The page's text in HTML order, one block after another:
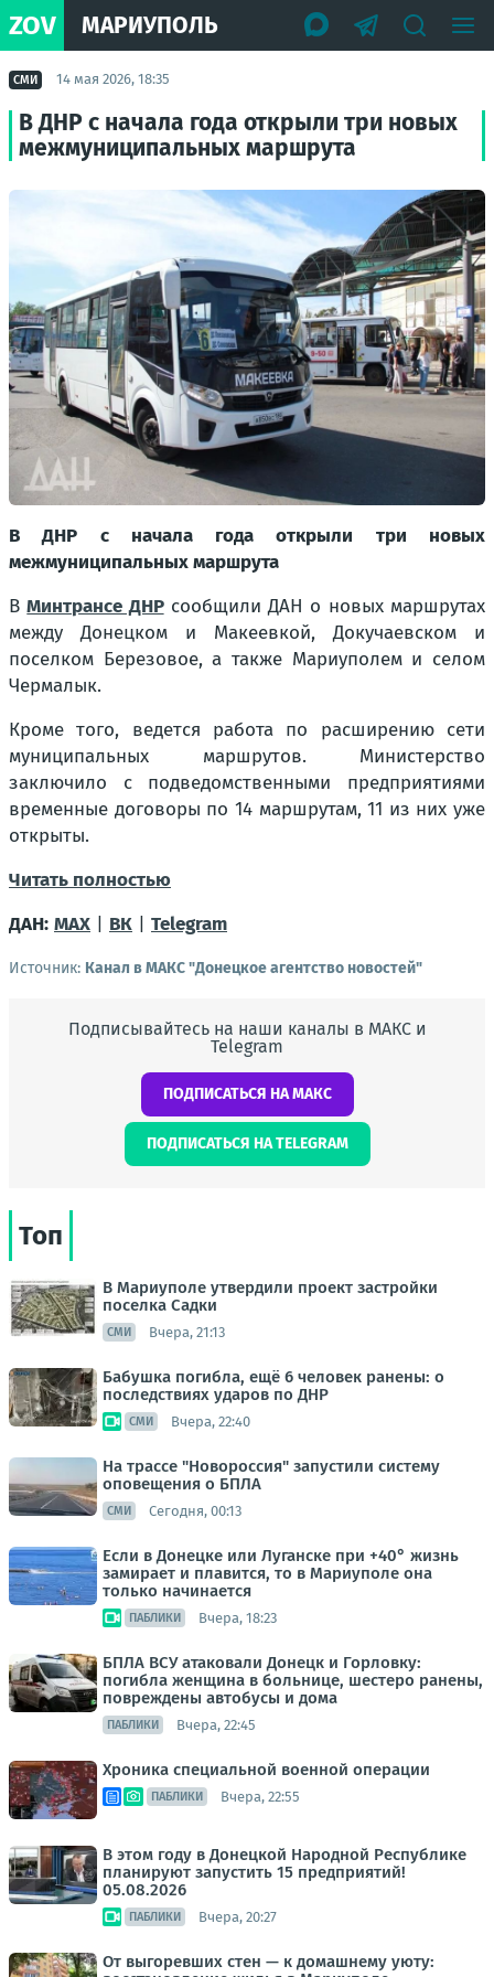
ZOV МАРИУПОЛЬ
СМИ 14 мая 2026, 18:35
В ДНР с начала года открыли три новых
межмуниципальных маршрута
В ДНР с начала года открыли три новых
межмуниципальных маршрута
ВМинтрансе ДНРсообщили ДАН о новых маршрутах
между Донецком и Макеевкой, Докучаевском и
поселком Березовое, а также Мариуполем и селом
Чермалык.
Кроме того, ведется работа по расширению сети
муниципальных маршрутов. Министерство
заключило с подведомственными предприятиями
временные договоры по 14 маршрутам, 11 из них уже
открыты.
Читать полностью
ДАН: MAX ВК Telegram
Источник: Канал в МАКС "Донецкое агентство новостей"
Подписывайтесь на наши каналы в МАКС и
Telegram
ПОДПИСАТЬСЯ НА МАКС
ПОДПИСАТЬСЯ НА TELEGRAM
Топ
В Мариуполе утвердили проект застройки
поселка Садки
СМИ Вчера, 21:13
Бабушка погибла, ещё 6 человек ранены: о
последствиях ударов по ДНР
СМИ Вчера, 22:40
На трассе "Новороссия" запустили систему
оповещения о БПЛА
СМИ Сегодня, 00:13
Если в Донецке или Луганске при +40° жизнь
замирает и плавится, то в Мариуполе она
только начинается
ПАБЛИКИ Вчера, 18:23
БПЛА ВСУ атаковали Донецк и Горловку:
погибла женщина в больнице, шестеро ранены,
повреждены автобусы и дома
ПАБЛИКИ Вчера, 22:45
Хроника специальной военной операции
ПАБЛИКИ Вчера, 22:55
В этом году в Донецкой Народной Республике
планируют запустить 15 предприятий!
05.08.2026
ПАБЛИКИ Вчера, 20:27
От выгоревших стен — к домашнему уюту: